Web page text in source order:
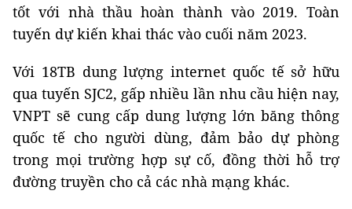
tốt với nhà thầu hoàn thành vào 2019. Toàn
tuyến dự kiến khai thác vào cuối năm 2023.
Với 18TB dung lượng internet quốc tế sở hữu
qua tuyến SJC2, gấp nhiều lần nhu cầu hiện nay,
VNPT sẽ cung cấp dung lượng lớn băng thông
quốc tế cho người dùng, đảm bảo dự phòng
trong mọi trường hợp sự cố, đồng thời hỗ trợ
đường truyền cho cả các nhà mạng khác.